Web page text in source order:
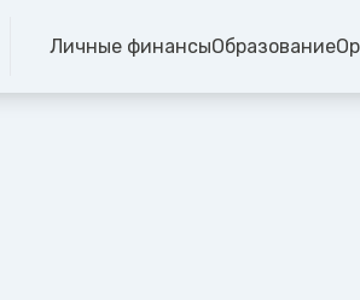
Личные финансыОбразование